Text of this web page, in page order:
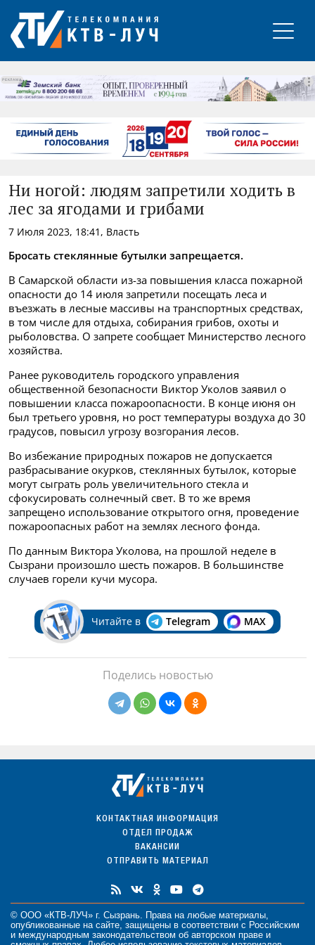
РЕКЛАМА
Ни ногой: людям запретили ходить в
лес за ягодами и грибами
7 Июля 2023, 18:41, Власть
Бросать стеклянные бутылки запрещается.
В Самарской области из-за повышения класса пожарной
опасности до 14 июля запретили посещать леса и
въезжать в лесные массивы на транспортных средствах,
в том числе для отдыха, собирания грибов, охоты и
рыболовства. О запрете сообщает Министерство лесного
хозяйства.
Ранее руководитель городского управления
общественной безопасности Виктор Уколов заявил о
повышении класса пожароопасности. В конце июня он
был третьего уровня, но рост температуры воздуха до 30
градусов, повысил угрозу возгорания лесов.
Во избежание природных пожаров не допускается
разбрасывание окурков, стеклянных бутылок, которые
могут сыграть роль увеличительного стекла и
сфокусировать солнечный свет. В то же время
запрещено использование открытого огня, проведение
пожароопасных работ на землях лесного фонда.
По данным Виктора Уколова, на прошлой неделе в
Сызрани произошло шесть пожаров. В большинстве
случаев горели кучи мусора.
Читайте в Telegram MAX
Поделись новостью
КОНТАКТНАЯ ИНФОРМАЦИЯ
ОТДЕЛ ПРОДАЖ
ВАКАНСИИ
ОТПРАВИТЬ МАТЕРИАЛ
© ООО «КТВ-ЛУЧ» г. Сызрань. Права на любые материалы
опубликованные на сайте, защищены в соответствии с Российским
и международным законодательством об авторском праве и